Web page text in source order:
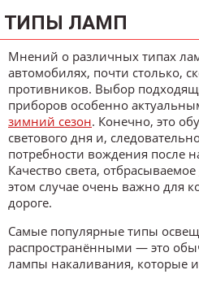
ТИПЫ ЛАМП
Мнений о различных типах
автомобилях, почти столько,
противников. Выбор
приборов особенно
зимний сезон. Конечно, это
светового дня и,
потребности вождения после
Качество света, отбрасываемое
этом случае очень важно для
дороге.
Самые популярные типы
распространёнными — это
лампы накаливания, которые